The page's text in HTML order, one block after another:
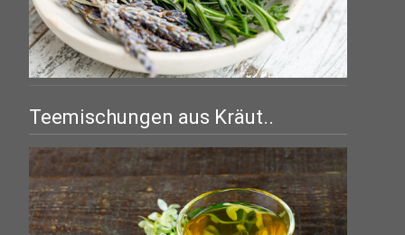
Teemischungen aus Kräut..